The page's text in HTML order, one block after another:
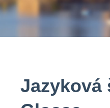
Jazyková